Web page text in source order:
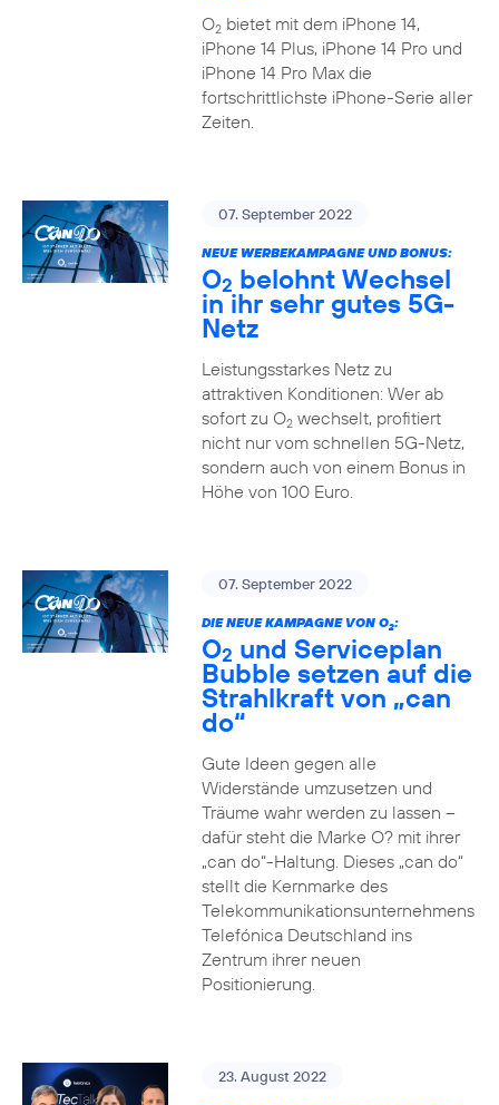
O2bietet mit dem iPhone 14,
iPhone 14 Plus, iPhone 14 Pro und
iPhone 14 Pro Max die
fortschrittlichste iPhone-Serie aller
Zeiten.
07. September 2022
NEUE WERBEKAMPAGNE UND BONUS:
O2 belohnt Wechsel
in ihr sehr gutes 5G-
Netz
Leistungsstarkes Netz zu
attraktiven Konditionen: Wer ab
sofort zu O2wechselt, profitiert
nicht nur vom schnellen 5G-Netz,
sondern auch von einem Bonus in
Höhe von 100 Euro.
07. September 2022
DIE NEUE KAMPAGNE VON O2:
O2 und Serviceplan
Bubble setzen auf die
Strahlkraft von „can
do“
Gute Ideen gegen alle
Widerstände umzusetzen und
Träume wahr werden zu lassen –
dafür steht die Marke O? mit ihrer
„can do“-Haltung. Dieses „can do“
stellt die Kernmarke des
Telekommunikationsunternehmens
Telefónica Deutschland ins
Zentrum ihrer neuen
Positionierung.
23. August 2022